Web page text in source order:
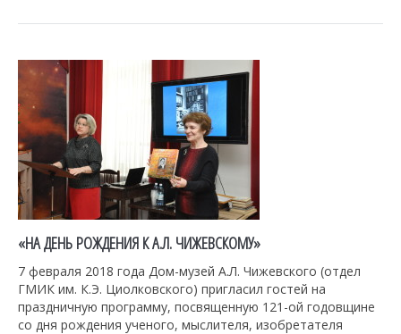
«НА ДЕНЬ РОЖДЕНИЯ К А.Л. ЧИЖЕВСКОМУ»
7 февраля 2018 года Дом-музей А.Л. Чижевского (отдел
ГМИК им. К.Э. Циолковского) пригласил гостей на
праздничную программу, посвященную 121-ой годовщине
со дня рождения ученого, мыслителя, изобретателя